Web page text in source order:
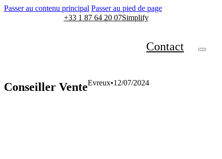
Passer au contenu principal Passer au pied de page
+33 1 87 64 20 07Simplify
Contact
Conseiller VenteEvreux 12/07/2024